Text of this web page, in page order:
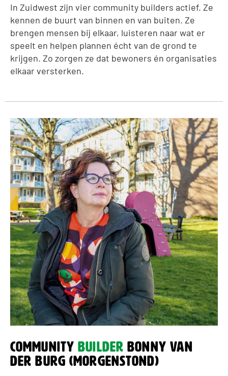
In Zuidwest zijn vier community builders actief. Ze
kennen de buurt van binnen en van buiten. Ze
brengen mensen bij elkaar, luisteren naar wat er
speelt en helpen plannen écht van de grond te
krijgen. Zo zorgen ze dat bewoners én organisaties
elkaar versterken.
communitybuilder Bonny van
der Burg (Morgenstond)